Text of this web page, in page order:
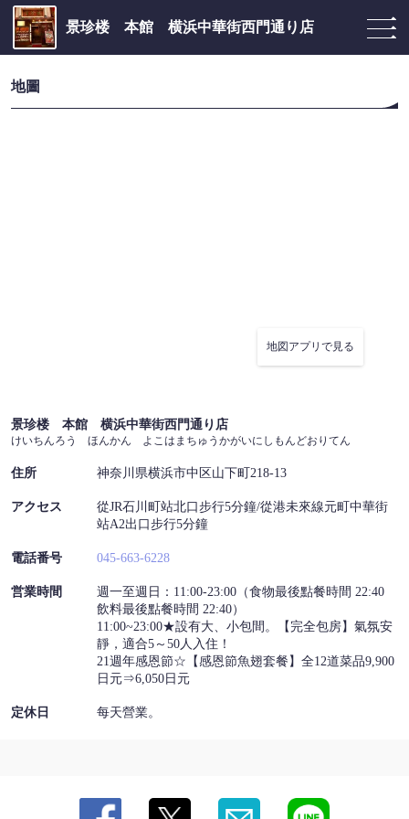
景珍楼 本館 横浜中華街西門通り店
地圖
地図アプリで見る
景珍楼 本館 横浜中華街西門通り店
けいちんろう ほんかん よこはまちゅうかがいにしもんどおりてん
住所 神奈川県横浜市中区山下町218-13
アクセス
從JR石川町站北口步行5分鐘/從港未來線元町中華街
站A2出口步行5分鐘
電話番号 045-663-6228
営業時間
週一至週日：11:00-23:00（食物最後點餐時間 22:40
飲料最後點餐時間 22:40）
11:00~23:00★設有大、小包間。【完全包房】氣氛安
靜，適合5～50人入住！
21週年感恩節☆【感恩節魚翅套餐】全12道菜品9,900
日元⇒6,050日元
定休日 每天營業。
神奈川県横浜市中区山下町218-13
https://keichinrouhonkan.owst.jp/map
閉じる